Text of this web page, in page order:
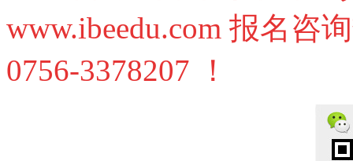
www.ibeedu.com 报名咨
0756-3378207 ！